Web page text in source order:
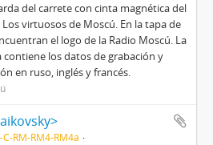
del carrete con cinta magnética del
virtuosos de Moscú. En la tapa de
el logo de la Radio Moscú. La
los datos de grabación y
en ruso, inglés y francés.
C-RM-RM4-RM4a